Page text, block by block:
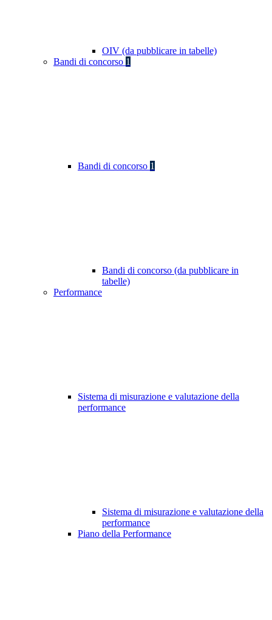
OIV (da pubblicare in tabelle)
Bandi di concorso 1
Bandi di concorso 1
Bandi di concorso (da pubblicare in
tabelle)
Performance
Sistema di misurazione e valutazione della
performance
Sistema di misurazione e valutazione della
performance
Piano della Performance